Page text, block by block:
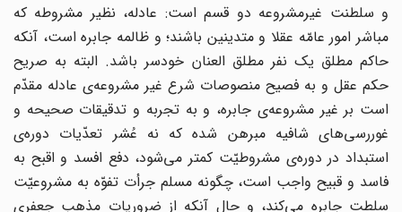
و سلطنت غیرمشروعه دو قسم است: عادله، نظیر مشروطه که
مباشر امور عامّه عقلا و متدینین باشند؛ و ظالمه جابره است، آنکه
حاکم مطلق یک نفر مطلق العنان خودسر باشد. البته به صریح
حکم عقل و به فصیح منصوصات شرع غیر مشروعه‌ی عادله مقدّم
است بر غیر مشروعه‌ی جابره، و به تجربه و تدقیقات صحیحه و
غوررسی‌های شافیه مبرهن شده که نه عُشر تعدّیات دوره‌ی
استبداد در دوره‌ی مشروطیّت کمتر می‌شود، دفع افسد و اقبح به
فاسد و قبیح واجب است، چگونه مسلم جرأت تفوّه به مشروعیّت
سلطت جابره می‌کند، و حال آنکه از ضروریات مذهب جعفری